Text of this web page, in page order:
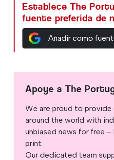
Establece The
fuente preferida de
Añadir como
Apoye a The
We are proud to provide
around the world with
unbiased news for free –
print.
Our dedicated team